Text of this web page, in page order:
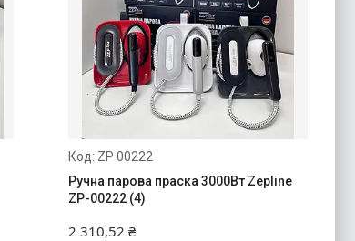
ZP 00222
Ручна парова праска 3000Вт Zepline
ZP-00222 (4)
2 310,52 ₴